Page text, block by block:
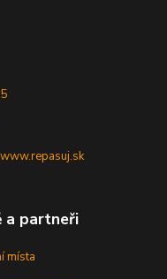
www.repasuj.sk
a partneři
místa